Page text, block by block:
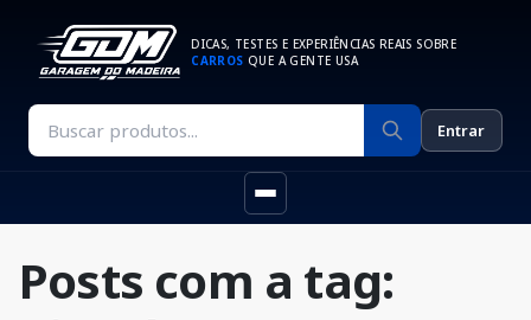
DICAS, TESTES E EXPERIÊNCIAS REAIS SOBRE
CARROS QUE A GENTE USA
Entrar
Posts com a tag: